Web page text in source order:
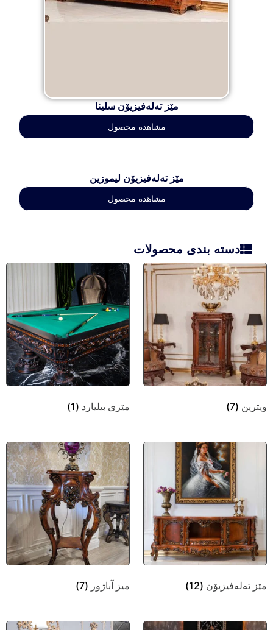
مێز تەلەفیزیۆن سلینا
مشاهده محصول
مێز تەلەفیزیۆن لیموزین
مشاهده محصول
دسته بندی محصولات
ویترین (7) مێزی بیلیارد (1)
مێز تەلەفیزیۆن (12) میز آباژور (7)